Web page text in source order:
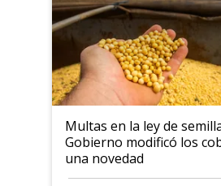
Multas en la ley de
Gobierno modificó los
una novedad